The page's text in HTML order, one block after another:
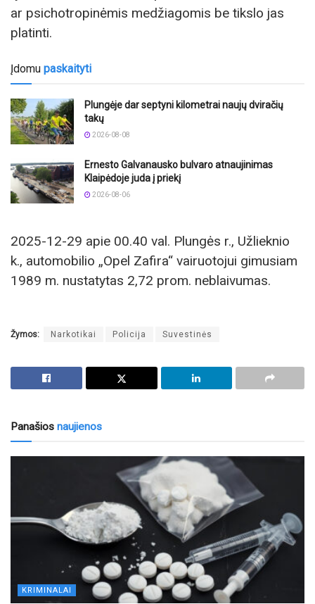
ar psichotropinėmis medžiagomis be tikslo jas
platinti.
Įdomu paskaityti
Plungėje dar septyni kilometrai naujų dviračių
takų
2026-08-08
Ernesto Galvanausko bulvaro atnaujinimas
Klaipėdoje juda į priekį
2026-08-06
2025-12-29 apie 00.40 val. Plungės r., Užlieknio
k., automobilio „Opel Zafira“ vairuotojui gimusiam
1989 m. nustatytas 2,72 prom. neblaivumas.
Žymos: Narkotikai Policija Suvestinės
Panašios naujienos
KRIMINALAI